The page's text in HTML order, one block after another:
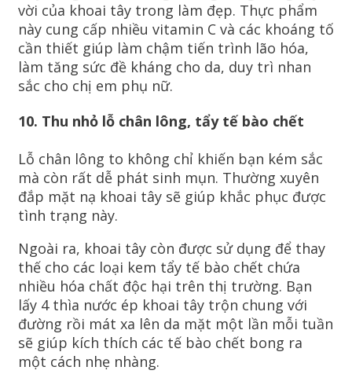
vời của khoai tây trong làm đẹp. Thực phẩm
này cung cấp nhiều vitamin C và các khoáng tố
cần thiết giúp làm chậm tiến trình lão hóa,
làm tăng sức đề kháng cho da, duy trì nhan
sắc cho chị em phụ nữ.
10. Thu nhỏ lỗ chân lông, tẩy tế bào chết
Lỗ chân lông to không chỉ khiến bạn kém sắc
mà còn rất dễ phát sinh mụn. Thường xuyên
đắp mặt nạ khoai tây sẽ giúp khắc phục được
tình trạng này.
Ngoài ra, khoai tây còn được sử dụng để thay
thế cho các loại kem tẩy tế bào chết chứa
nhiều hóa chất độc hại trên thị trường. Bạn
lấy 4 thìa nước ép khoai tây trộn chung với
đường rồi mát xa lên da mặt một lần mỗi tuần
sẽ giúp kích thích các tế bào chết bong ra
một cách nhẹ nhàng.